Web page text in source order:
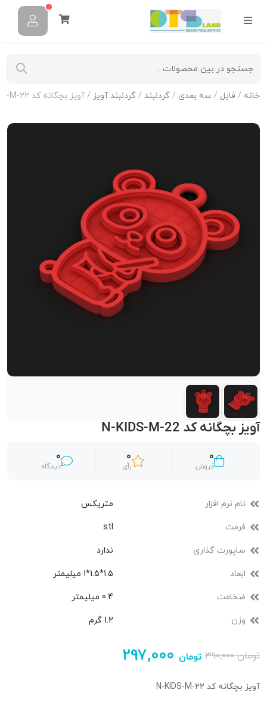
خانه / فایل / سه بعدی / گردنبند / گردنبند آویز / آویز بچگانه کد N-KIDS-M-22
آویز بچگانه کد N-KIDS-M-22
0
فروش
0
رأی
0
دیدگاه
نام نرم افزار متریکس
فرمت stl
ساپورت گذاری ندارد
ابعاد 1.5*1.5*1 میلیمتر
ضخامت 0.4 میلیمتر
وزن 1.2 گرم
۳۹۰,۰۰۰تومان ۲۹۷,۰۰۰ تومان
آویز بچگانه کد N-KIDS-M-22